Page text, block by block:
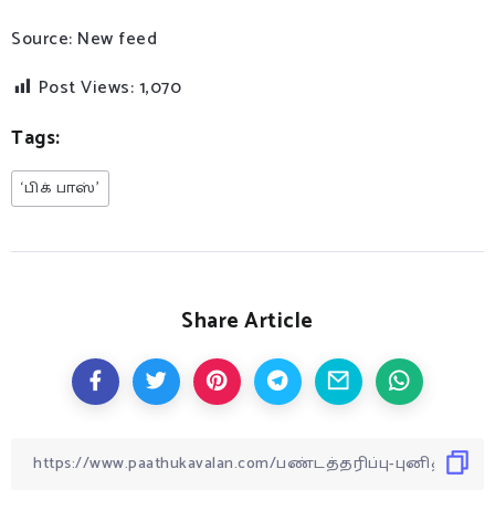
Source: New feed
Post Views:1,070
Tags:
‘பிக் பாஸ்’
Share Article